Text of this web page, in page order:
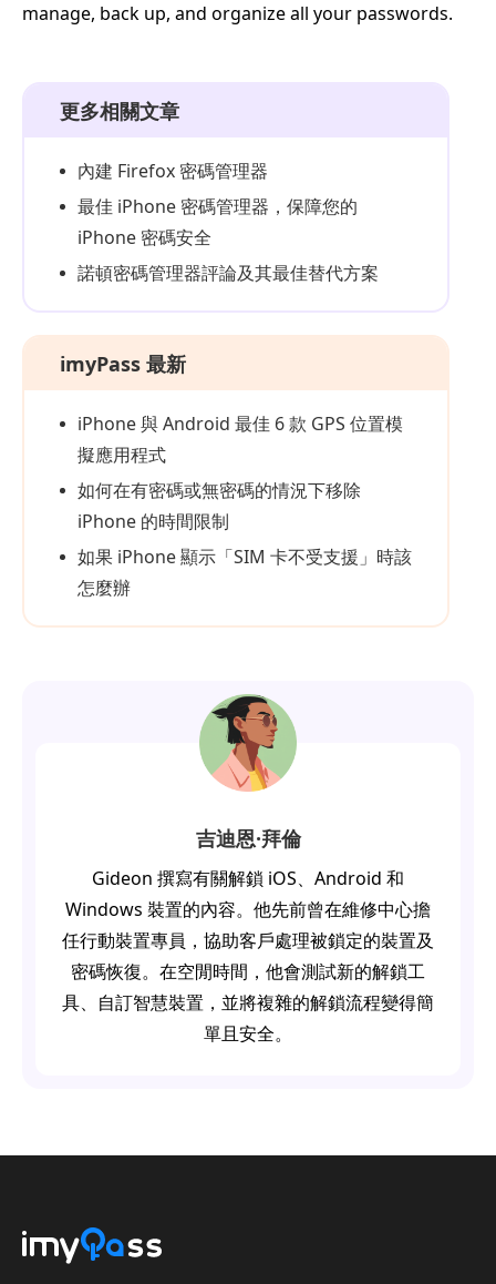
manage, back up, and organize all your passwords.
更多相關文章
內建 Firefox 密碼管理器
最佳 iPhone 密碼管理器，保障您的
iPhone 密碼安全
諾頓密碼管理器評論及其最佳替代方案
imyPass 最新
iPhone 與 Android 最佳 6 款 GPS 位置模
擬應用程式
如何在有密碼或無密碼的情況下移除
iPhone 的時間限制
如果 iPhone 顯示「SIM 卡不受支援」時該
怎麼辦
吉迪恩·拜倫
Gideon 撰寫有關解鎖 iOS、Android 和
Windows 裝置的內容。他先前曾在維修中心擔
任行動裝置專員，協助客戶處理被鎖定的裝置及
密碼恢復。在空閒時間，他會測試新的解鎖工
具、自訂智慧裝置，並將複雜的解鎖流程變得簡
單且安全。